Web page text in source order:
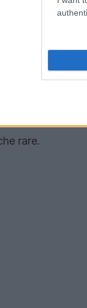
che la qualità
vale per la
della
Zuckerberg
giuste
non solo
rare.